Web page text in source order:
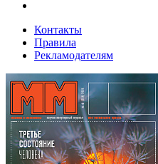
Контакты
Правила
Рекламодателям